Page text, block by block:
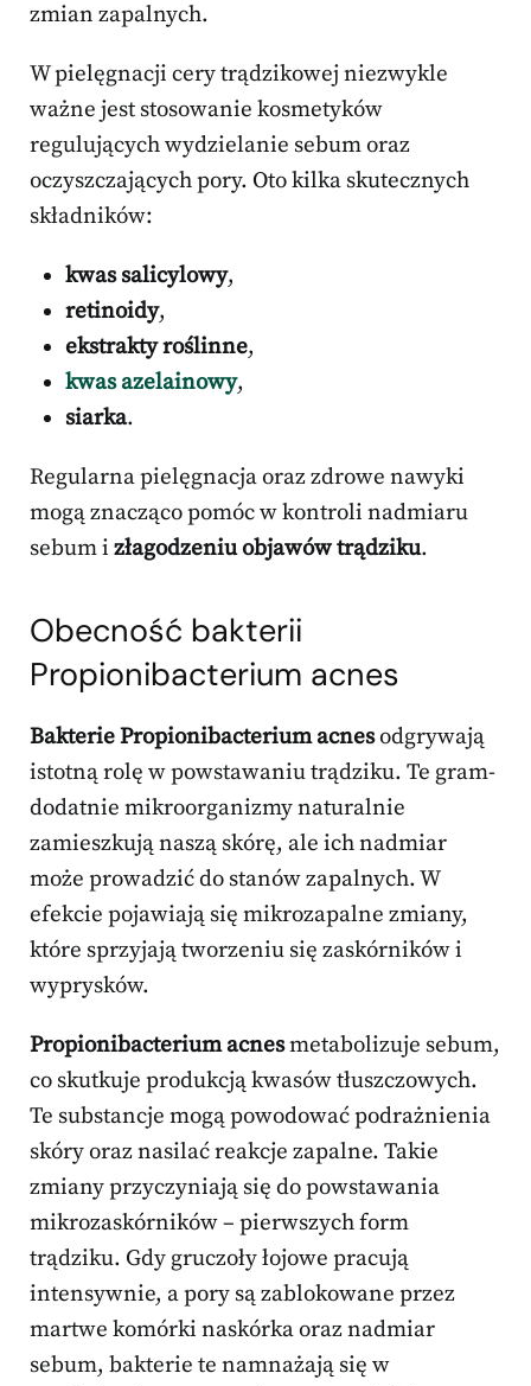
zmian zapalnych.
W pielęgnacji cery trądzikowej niezwykle
ważne jest stosowanie kosmetyków
regulujących wydzielanie sebum oraz
oczyszczających pory. Oto kilka skutecznych
składników:
kwas salicylowy,
retinoidy,
ekstrakty roślinne,
kwas azelainowy,
siarka.
Regularna pielęgnacja oraz zdrowe nawyki
mogą znacząco pomóc w kontroli nadmiaru
sebum i złagodzeniu objawów trądziku.
Obecność bakterii
Propionibacterium acnes
Bakterie Propionibacterium acnesodgrywają
istotną rolę w powstawaniu trądziku. Te gram-
dodatnie mikroorganizmy naturalnie
zamieszkują naszą skórę, ale ich nadmiar
może prowadzić do stanów zapalnych. W
efekcie pojawiają się mikrozapalne zmiany,
które sprzyjają tworzeniu się zaskórników i
wyprysków.
Propionibacterium acnesmetabolizuje sebum,
co skutkuje produkcją kwasów tłuszczowych.
Te substancje mogą powodować podrażnienia
skóry oraz nasilać reakcje zapalne. Takie
zmiany przyczyniają się do powstawania
mikrozaskórników – pierwszych form
trądziku. Gdy gruczoły łojowe pracują
intensywnie, a pory są zablokowane przez
martwe komórki naskórka oraz nadmiar
sebum, bakterie te namnażają się w